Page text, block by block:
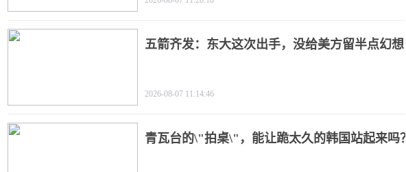
五箭齐发：东大这次出手，没给美方留半点幻想
2026-08-07 11:14:46
青瓦台的\"拍桌\"，能让跪太久的韩国站起来吗？